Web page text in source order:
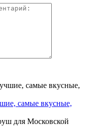
самые вкусные,